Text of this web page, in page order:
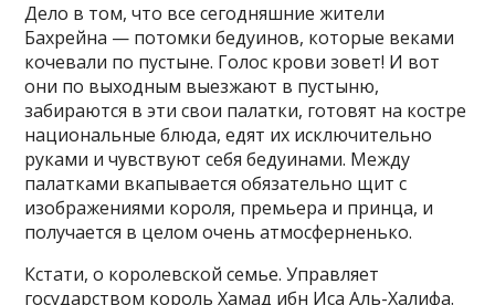
Дело в том, что все сегодняшние жители
Бахрейна — потомки бедуинов, которые веками
кочевали по пустыне. Голос крови зовет! И вот
они по выходным выезжают в пустыню,
забираются в эти свои палатки, готовят на костре
национальные блюда, едят их исключительно
руками и чувствуют себя бедуинами. Между
палатками вкапывается обязательно щит с
изображениями короля, премьера и принца, и
получается в целом очень атмосферненько.
Кстати, о королевской семье. Управляет
государством король Хамад ибн Иса Аль-Халифа.